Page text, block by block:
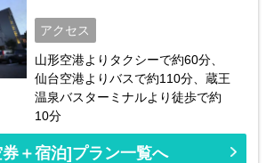
アクセス
山形空港よりタクシーで約60分、
仙台空港よりバスで約110分、蔵王
温泉バスターミナルより徒歩で約
10分
＋宿泊]プラン一覧へ